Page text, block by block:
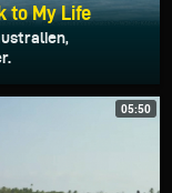
to My Life
05:50